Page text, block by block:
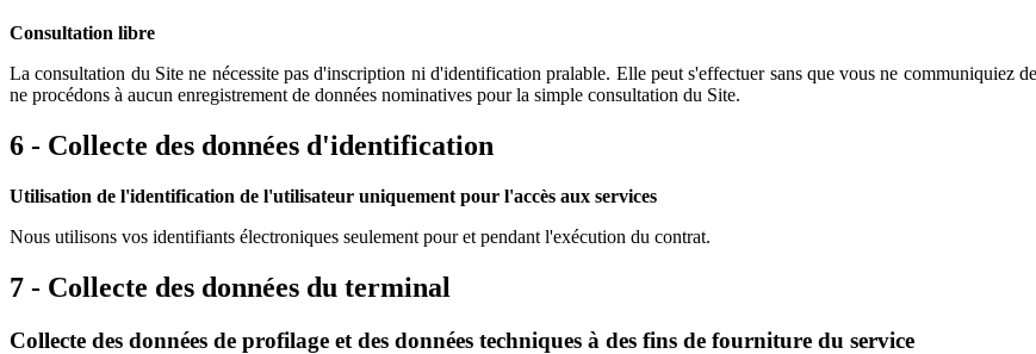
Consultation libre
La consultation du Site ne nécessite pas d'inscription ni d'identification pralable. Elle peut s'effectuer sans que vous ne communiquiez
ne procédons à aucun enregistrement de données nominatives pour la simple consultation du Site.
6 - Collecte des données d'identification
Utilisation de l'identification de l'utilisateur uniquement pour l'accès aux services
Nous utilisons vos identifiants électroniques seulement pour et pendant l'exécution du contrat.
7 - Collecte des données du terminal
Collecte des données de profilage et des données techniques à des fins de fourniture du service